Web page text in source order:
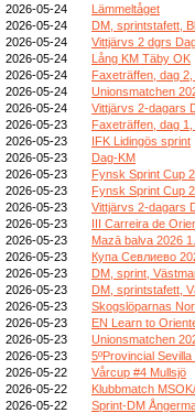
2026-05-24
Lämmeltåget
2026-05-24
DM, sprintstafett,
2026-05-24
Vittjärvs 2 dgrs
2026-05-24
Lång KM Täby OK
2026-05-24
Faxeträffen, dag 2,
2026-05-24
Unionsmatchen
2026-05-24
Vittjärvs 2-dagars
2026-05-23
Faxeträffen, dag 1,
2026-05-23
IFK Lidingös sprint
2026-05-23
Dag-KM
2026-05-23
Fynsk Sprint Cup
2026-05-23
Fynsk Sprint Cup
2026-05-23
Vittjärvs 2-dagars
2026-05-23
III Carreira de
2026-05-23
Mazā balva 2026
2026-05-23
Купа Севлиево
2026-05-23
DM, sprint,
2026-05-23
DM, sprintstafett,
2026-05-23
Skogslöparnas
2026-05-23
EN Learn to
2026-05-23
Unionsmatchen
2026-05-23
5ºProvincial
2026-05-22
Vårcup #4 Mullsjö
2026-05-22
Klubbmatch
2026-05-22
Sprint-DM